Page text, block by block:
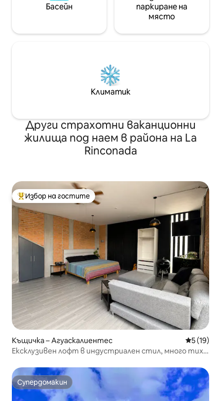
Басейн
паркиране на
място
Климатик
Други страхотни ваканционни
жилища под наем в района на La
Rinconada
Най-популярен избор на гостите
Избор на гостите
Къщичка – Агуаскалиентес Средна
5 (19)
Ексклузивен лофт в индустриален стил, много тих
Супердомакин
Супердомакин